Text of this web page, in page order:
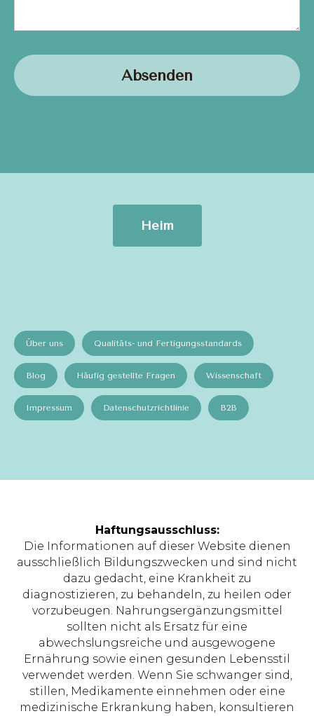
Absenden
Heim
Über uns Qualitäts- und Fertigungsstandards
Blog Häufig gestellte Fragen Wissenschaft
Impressum Datenschutzrichtlinie B2B
Haftungsausschluss:
Die Informationen auf dieser Website dienen
ausschließlich Bildungszwecken und sind nicht
dazu gedacht, eine Krankheit zu
diagnostizieren, zu behandeln, zu heilen oder
vorzubeugen. Nahrungsergänzungsmittel
sollten nicht als Ersatz für eine
abwechslungsreiche und ausgewogene
Ernährung sowie einen gesunden Lebensstil
verwendet werden. Wenn Sie schwanger sind,
stillen, Medikamente einnehmen oder eine
medizinische Erkrankung haben, konsultieren